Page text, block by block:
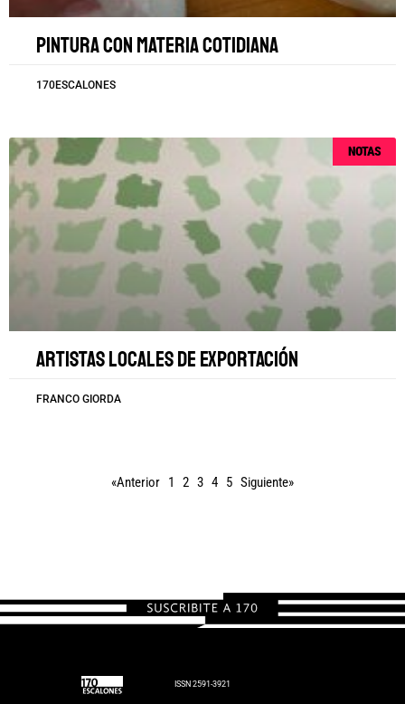
Pintura con materia cotidiana
170ESCALONES
NOTAS
Artistas locales de exportación
FRANCO GIORDA
«Anterior 1 2 3 4 5 Siguiente»
ISSN 2591-3921